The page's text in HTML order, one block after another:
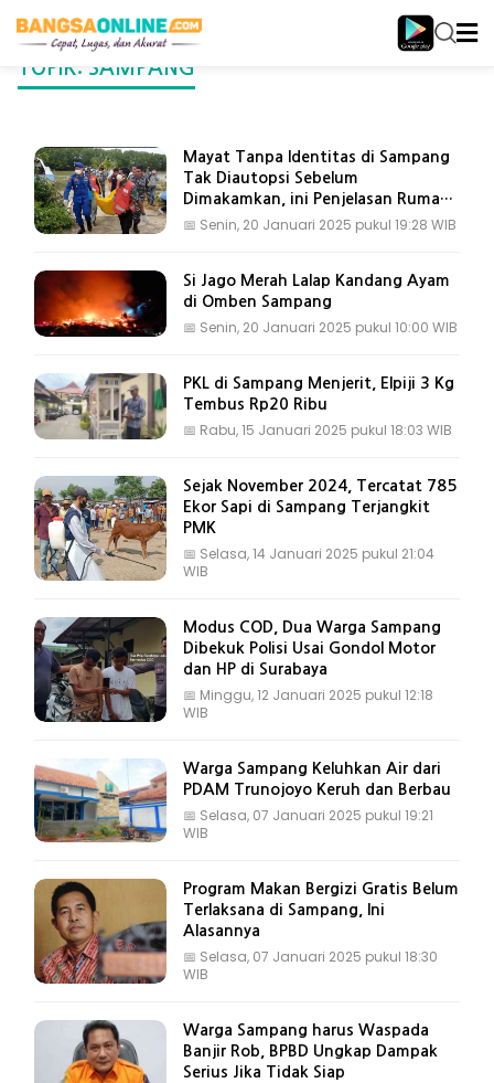
TOPIK: SAMPANG
Mayat Tanpa Identitas di Sampang
Tak Diautopsi Sebelum
Dimakamkan, ini Penjelasan Rumah
Sakit
📅 Senin, 20 Januari 2025 pukul 19:28 WIB
Si Jago Merah Lalap Kandang Ayam
di Omben Sampang
📅 Senin, 20 Januari 2025 pukul 10:00 WIB
PKL di Sampang Menjerit, Elpiji 3 Kg
Tembus Rp20 Ribu
📅 Rabu, 15 Januari 2025 pukul 18:03 WIB
Sejak November 2024, Tercatat 785
Ekor Sapi di Sampang Terjangkit
PMK
📅 Selasa, 14 Januari 2025 pukul 21:04
WIB
Modus COD, Dua Warga Sampang
Dibekuk Polisi Usai Gondol Motor
dan HP di Surabaya
📅 Minggu, 12 Januari 2025 pukul 12:18
WIB
Warga Sampang Keluhkan Air dari
PDAM Trunojoyo Keruh dan Berbau
📅 Selasa, 07 Januari 2025 pukul 19:21
WIB
Program Makan Bergizi Gratis Belum
Terlaksana di Sampang, Ini
Alasannya
📅 Selasa, 07 Januari 2025 pukul 18:30
WIB
Warga Sampang harus Waspada
Banjir Rob, BPBD Ungkap Dampak
Serius Jika Tidak Siap